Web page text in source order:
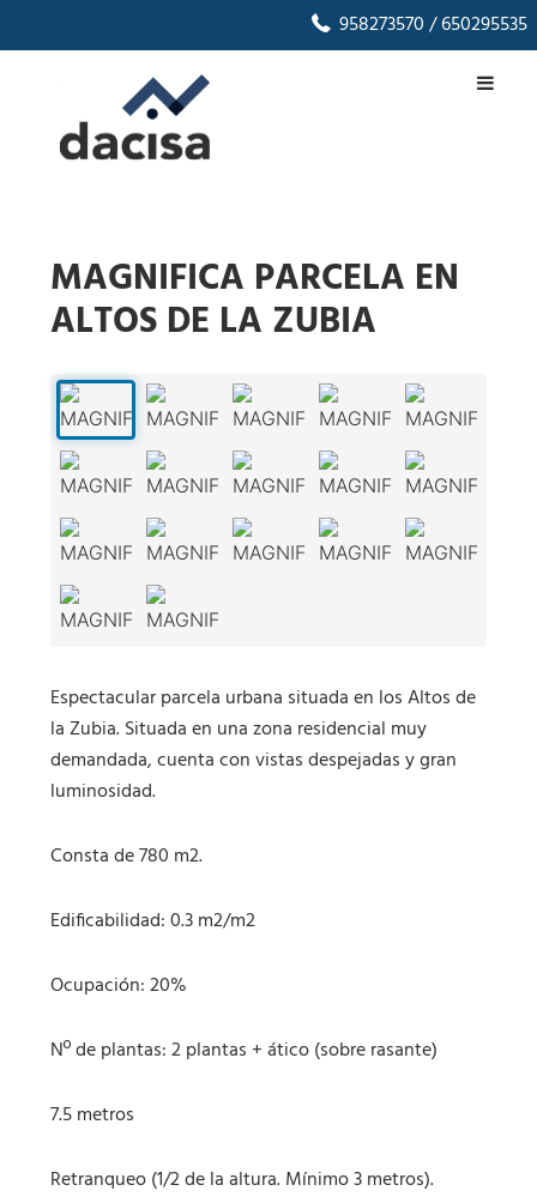
958273570/ 650295535
MAGNIFICA PARCELA EN
ALTOS DE LA ZUBIA
Espectacular parcela urbana situada en los Altos de
la Zubia. Situada en una zona residencial muy
demandada, cuenta con vistas despejadas y gran
luminosidad.
Consta de 780 m2.
Edificabilidad: 0.3 m2/m2
Ocupación: 20%
Nº de plantas: 2 plantas + ático (sobre rasante)
7.5 metros
Retranqueo (1/2 de la altura. Mínimo 3 metros).